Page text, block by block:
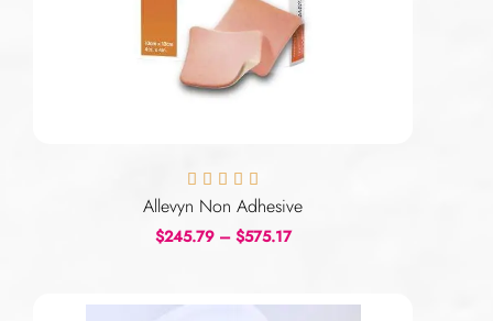
    
Allevyn Non Adhesive
$245.79– $575.17